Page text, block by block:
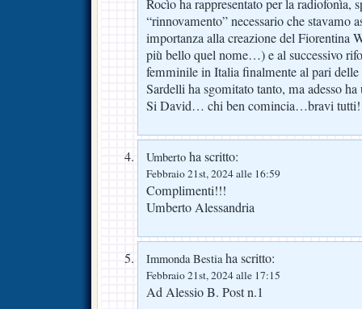
Rocìo ha rappresentato per la radiofonìa,
“rinnovamento” necessario che stavamo
importanza alla creazione del Fiorentina
più bello quel nome…) e al successivo
femminile in Italia finalmente al pari
Sardelli ha sgomitato tanto, ma adesso
Si David… chi ben comincia…bravi tutti!
Umberto ha scritto:
Febbraio 21st, 2024 alle 16:59
Complimenti!!!
Umberto Alessandria
Immonda Bestiaha scritto:
Febbraio 21st, 2024 alle 17:15
Ad Alessio B. Post n.1